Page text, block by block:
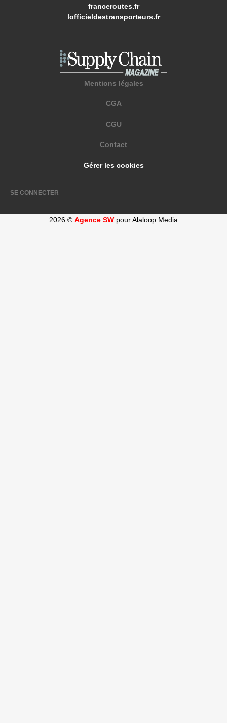
franceroutes.fr
lofficieldestransporteurs.fr
Mentions légales
CGA
CGU
Contact
Gérer les cookies
SE CONNECTER
2026 © Agence SW pour Alaloop Media